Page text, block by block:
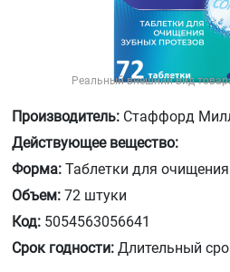
Реальный внешний вид
Производитель: Стаффорд
Действующее вещество:
Форма: Таблетки для
Объем: 72 штуки
Код: 5054563056641
Срок годности: Длительный